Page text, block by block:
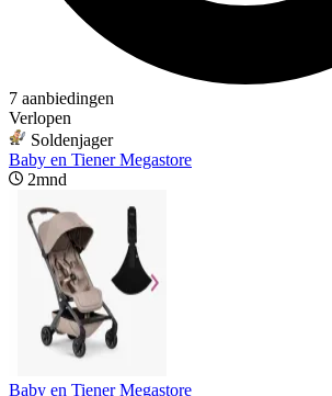
7 aanbiedingen
Verlopen
Soldenjager
Baby en Tiener Megastore
2mnd
Baby en Tiener Megastore